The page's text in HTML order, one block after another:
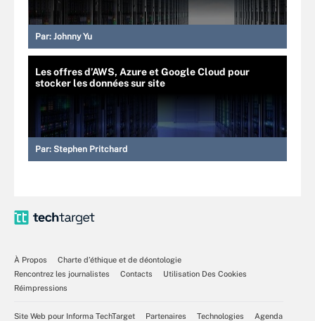
Par: Johnny Yu
Les offres d’AWS, Azure et Google Cloud pour
stocker les données sur site
Par: Stephen Pritchard
À Propos
Charte d’éthique et de déontologie
Rencontrez les journalistes
Contacts
Utilisation Des Cookies
Réimpressions
Site Web pour Informa TechTarget Partenaires Technologies
Agenda